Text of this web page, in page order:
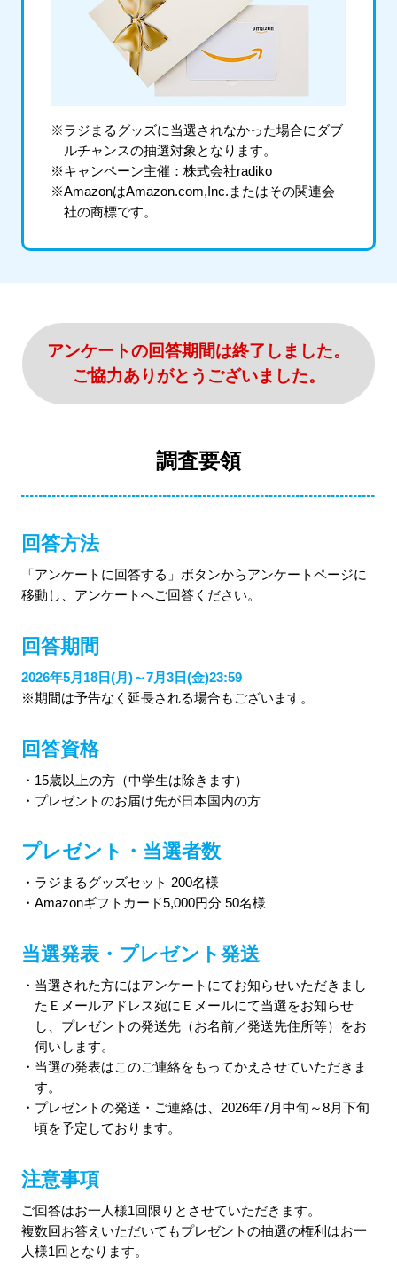
※ラジまるグッズに当選されなかった場合にダブ
ルチャンスの抽選対象となります。
※キャンペーン主催：株式会社radiko
※AmazonはAmazon.com,Inc.またはその関連会
社の商標です。
アンケートの回答期間は終了しました。
ご協力ありがとうございました。
調査要領
回答方法
「アンケートに回答する」ボタンからアンケートページに
移動し、アンケートへご回答ください。
回答期間
2026年5月18日(月)～7月3日(金)23:59
※期間は予告なく延長される場合もございます。
回答資格
・15歳以上の方（中学生は除きます）
・プレゼントのお届け先が日本国内の方
プレゼント・当選者数
・ラジまるグッズセット 200名様
・Amazonギフトカード5,000円分 50名様
当選発表・プレゼント発送
・当選された方にはアンケートにてお知らせいただきまし
たＥメールアドレス宛にＥメールにて当選をお知らせ
し、プレゼントの発送先（お名前／発送先住所等）をお
伺いします。
・当選の発表はこのご連絡をもってかえさせていただきま
す。
・プレゼントの発送・ご連絡は、2026年7月中旬～8月下旬
頃を予定しております。
注意事項
ご回答はお一人様1回限りとさせていただきます。
複数回お答えいただいてもプレゼントの抽選の権利はお一
人様1回となります。